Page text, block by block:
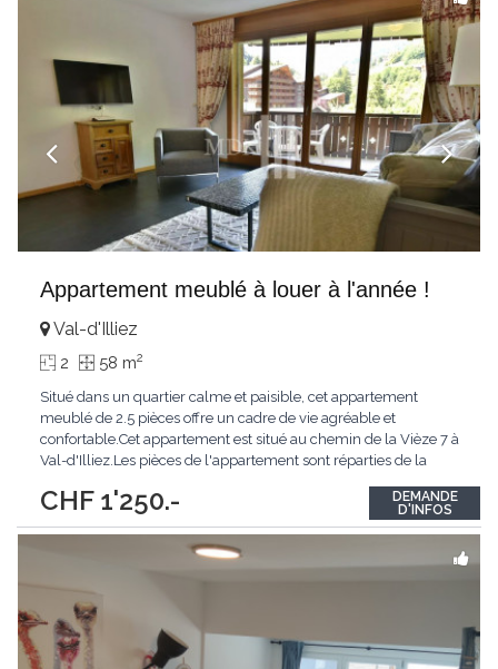
Appartement meublé à louer à l'année !
CHF 1'250.-
Val-d'Illiez
2 58 m2
Situé dans un quartier calme et paisible, cet appartement
meublé de 2.5 pièces offre un cadre de vie agréable et
confortable.Cet appartement est situé au chemin de la Vièze 7 à
Val-d'Illiez.Les pièces de l'appartement sont réparties de la
séjour lumineux- un balcon- une chambre- une salle de
bain/WCUne cave est également...
DEMANDE
D'INFOS